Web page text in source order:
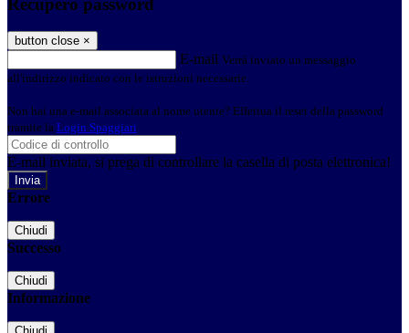
button close ×
E-mail Verrà inviato un messaggio
all'indirizzo indicato con le istruzioni necessarie.
Non hai una e-mail associata al nome utente? Effettua il reset della password
tramite la Login Spaggiari
E-mail inviata, si prega di controllare la casella di posta elettronica!
Errore
Chiudi
Successo
Chiudi
Informazione